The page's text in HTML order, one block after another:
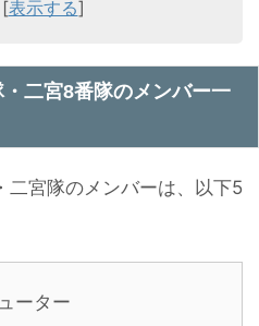
[表示する]
二宮8番隊のメンバー一
二宮隊のメンバーは、以下5
ター